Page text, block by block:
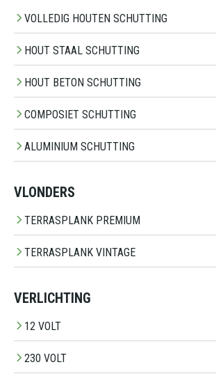
VOLLEDIG HOUTEN SCHUTTING
HOUT STAAL SCHUTTING
HOUT BETON SCHUTTING
COMPOSIET SCHUTTING
ALUMINIUM SCHUTTING
VLONDERS
TERRASPLANK PREMIUM
TERRASPLANK VINTAGE
VERLICHTING
12 VOLT
230 VOLT